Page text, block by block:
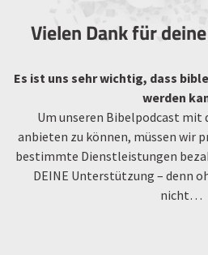
Vielen Dank für
Es ist uns sehr wichtig, dass
werden
Um unseren Bibelpodcast mit
anbieten zu können, müssen wir
bestimmte Dienstleistungen
DEINE Unterstützung – denn
nicht…